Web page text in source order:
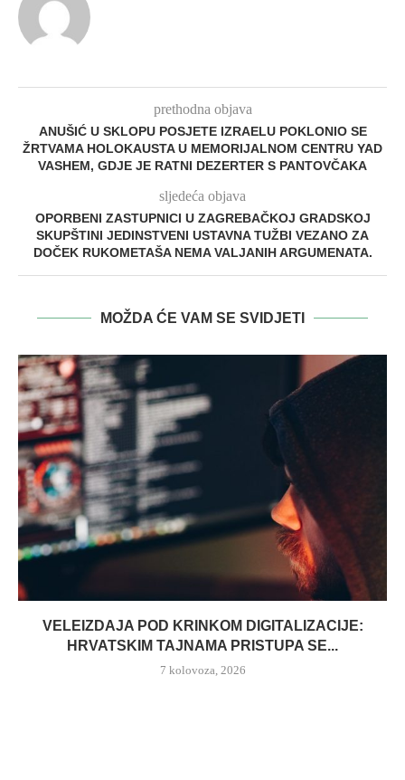
prethodna objava
ANUŠIĆ U SKLOPU POSJETE IZRAELU POKLONIO SE
ŽRTVAMA HOLOKAUSTA U MEMORIJALNOM CENTRU YAD
VASHEM, GDJE JE RATNI DEZERTER S PANTOVČAKA
sljedeća objava
OPORBENI ZASTUPNICI U ZAGREBAČKOJ GRADSKOJ
SKUPŠTINI JEDINSTVENI USTAVNA TUŽBI VEZANO ZA
DOČEK RUKOMETAŠA NEMA VALJANIH ARGUMENATA.
MOŽDA ĆE VAM SE SVIDJETI
VELEIZDAJA POD KRINKOM DIGITALIZACIJE:
HRVATSKIM TAJNAMA PRISTUPA SE...
7 kolovoza, 2026